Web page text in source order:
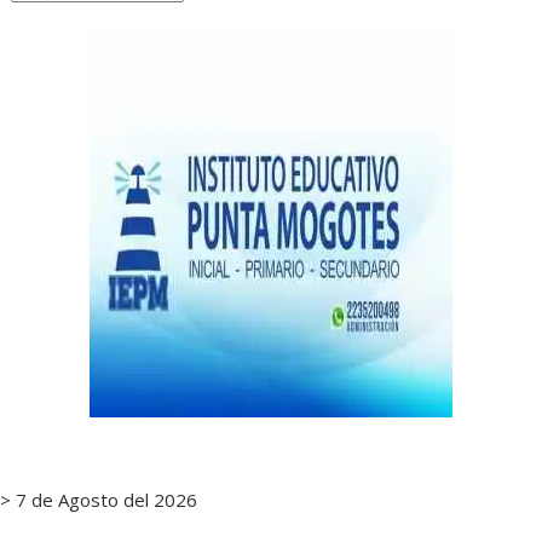
> 7 de Agosto del 2026